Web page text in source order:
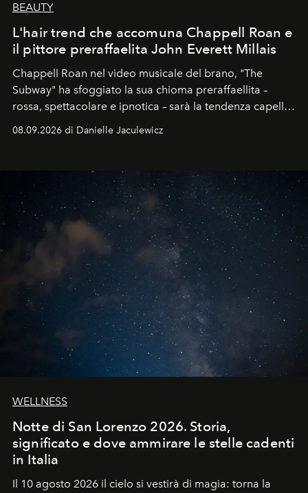
BEAUTY
L'hair trend che accomuna Chappell Roan e
il pittore preraffaelita John Everett Millais
Chappell Roan nel video musicale del brano, "The
Subway" ha sfoggiato la sua chioma preraffaellita –
rossa, spettacolare e ipnotica – sarà la tendenza capelli
dell'autunno?
08.09.2026 di Danielle Jaculewicz
WELLNESS
Notte di San Lorenzo 2026. Storia,
significato e dove ammirare le stelle cadenti
in Italia
Il 10 agosto 2026 il cielo si vestirà di magia: torna la